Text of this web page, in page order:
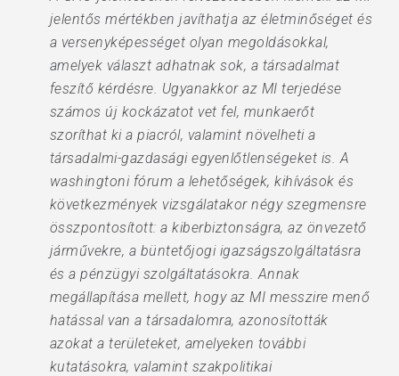
jelentős mértékben javíthatja az életminőséget és
a versenyképességet olyan megoldásokkal,
amelyek választ adhatnak sok, a társadalmat
feszítő kérdésre. Ugyanakkor az MI terjedése
számos új kockázatot vet fel, munkaerőt
szoríthat ki a piacról, valamint növelheti a
társadalmi-gazdasági egyenlőtlenségeket is. A
washingtoni fórum a lehetőségek, kihívások és
következmények vizsgálatakor négy szegmensre
összpontosított: a kiberbiztonságra, az önvezető
járművekre, a büntetőjogi igazságszolgáltatásra
és a pénzügyi szolgáltatásokra. Annak
megállapítása mellett, hogy az MI messzire menő
hatással van a társadalomra, azonosították
azokat a területeket, amelyeken további
kutatásokra, valamint szakpolitikai